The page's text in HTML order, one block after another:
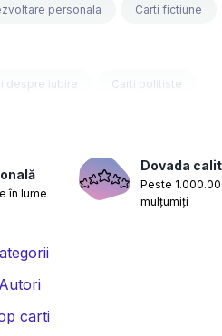
personala Carti fictiune
despre iubire Carti politiste
Carti diete
Carti educatie financiara
în lume
Dovada
Peste
mulțumiți
Autori
carti